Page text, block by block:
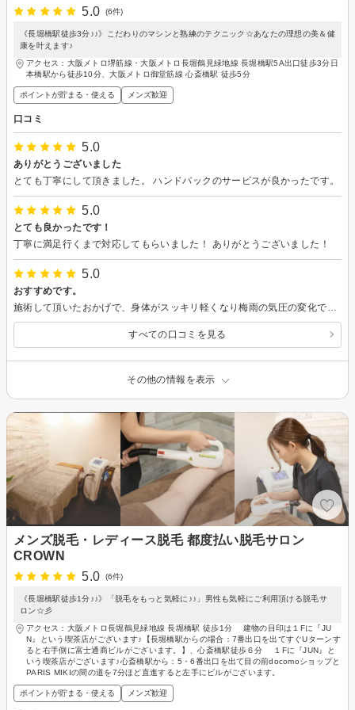
5.0
(6件)
《長堀橋駅徒歩3分♪♪》こだわりのマシンと熟練のテクニック☆あなたの理想の美＆健
康を叶えます♪
アクセス：大阪メトロ堺筋線・大阪メトロ長堀鶴見緑地線 長堀橋駅5A出口徒歩3分日
本橋駅から徒歩10分、大阪メトロ御堂筋線 心斎橋駅 徒歩5分
ポイントが貯まる・使える メンズ歓迎
口コミ
5.0
ありがとうございました
とても丁寧にして頂きました。 ハンドパックのサービスが良かったです。
5.0
とても良かったです！
丁寧に満足行くまで対応してもらいました！ ありがとうございました！
5.0
おすすめです。
すべての口コミを見る
その他の情報を表示
メンズ脱毛・レディース脱毛 都度払い脱毛サロン
CROWN
5.0
(6件)
《長堀橋駅徒歩1分♪♪》「脱毛をもっと気軽に♪♪」男性も気軽にご利用頂ける脱毛サ
ロン☆彡
アクセス：大阪メトロ長堀鶴見緑地線 長堀橋駅 徒歩1分 建物の目印は１Fに『JU
N』という喫茶店がございます♪【長堀橋駅からの場合：7番出口を出てすぐUターンす
ると右手側に富士通商ビルがございます。】、心斎橋駅徒歩６分 １Fに『JUN』と
いう喫茶店がございます♪心斎橋駅から：5・6番出口を出て目の前docomoショップと
PARIS MIKIの間の道を7分ほど直進すると左手にビルがございます。
ポイントが貯まる・使える メンズ歓迎